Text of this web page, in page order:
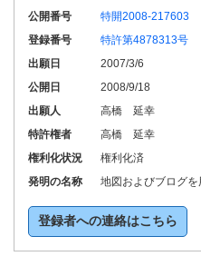
公開番号
特開2008-217603
登録番号
特許第4878313号
出願日
2007/3/6
公開日
2008/9/18
出願人
高橋 延幸
特許権者
高橋 延幸
権利化状況
権利化済
発明の名称
地図およびブログ
登録者への連絡はこちら